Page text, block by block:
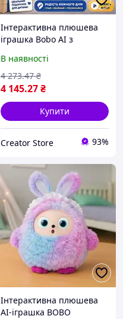
Інтерактивна плюшева
іграшка Bobo AI з
LED-очима та
навчальними функціями,
25 см (Сірий)
В наявності
4 145.27₴
4 273.47 ₴
Купити
Creator Store 93%
Інтерактивна плюшева
AI-іграшка BOBO